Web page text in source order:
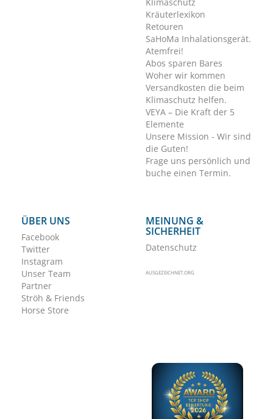
Kräuterlexikon
Retouren
SaHoMa Inhalationsgerät.
Atemfrei!
Abos sparen Bares
Woher wir kommen
Versandkosten die beim
Klimaschutz helfen.
VEYA – Die Kraft der 5
Elemente
Unsere Mission - Wir sind
die Guten!
Frage uns persönlich und
buche einen Termin.
ÜBER UNS
Facebook
Twitter
Instagram
Unser Team
Partner
Ströh & Friends
Horse Store
MEINUNG &
SICHERHEIT
Datenschutz
AUSGEZEICHNET.ORG